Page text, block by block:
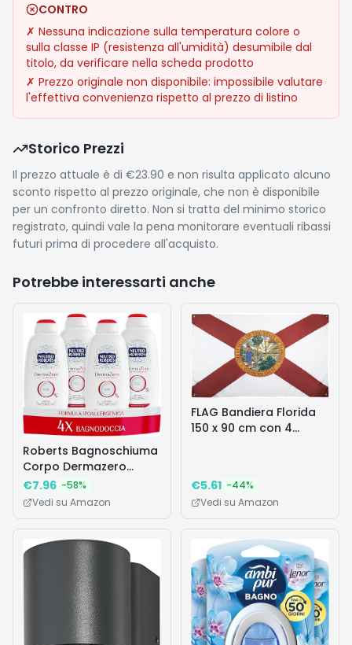
CONTRO
✗ Nessuna indicazione sulla temperatura colore o
sulla classe IP (resistenza all'umidità) desumibile dal
titolo, da verificare nella scheda prodotto
✗ Prezzo originale non disponibile: impossibile valutare
l'effettiva convenienza rispetto al prezzo di listino
Storico Prezzi
Il prezzo attuale è di €23.90 e non risulta applicato alcuno
sconto rispetto al prezzo originale, che non è disponibile
per un confronto diretto. Non si tratta del minimo storico
registrato, quindi vale la pena monitorare eventuali ribassi
futuri prima di procedere all'acquisto.
Potrebbe interessarti anche
Roberts Bagnoschiuma
Corpo Dermazero
Ipoallergenico, Ottimo
per Pelli Delicate e
€7.96 -58%
Vedi su Amazon
FLAG Bandiera Florida
150 x 90 cm con 4
€5.61 -44%
Vedi su Amazon